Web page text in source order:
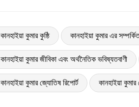
কানহাইয়া কুমার কুষ্ঠি কানহাইয়া কুমার এর
কানহাইয়া কুমার জীবিকা এবং অর্থনৈতিক ভবিষ্যতবাণী
কানহাইয়া কুমার জ্যোতিষ রিপোর্ট কানহাইয়া